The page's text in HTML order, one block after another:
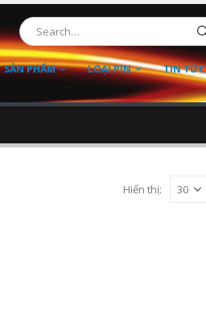
SẢN PHẨM LOẠI PIN TIN TỨC
Hiển thị: